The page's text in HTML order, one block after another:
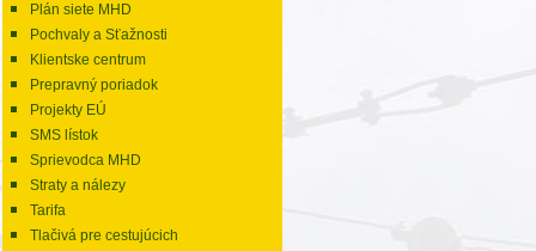
Plán siete MHD
Pochvaly a Sťažnosti
Klientske centrum
Prepravný poriadok
Projekty EÚ
SMS lístok
Sprievodca MHD
Straty a nálezy
Tarifa
Tlačivá pre cestujúcich